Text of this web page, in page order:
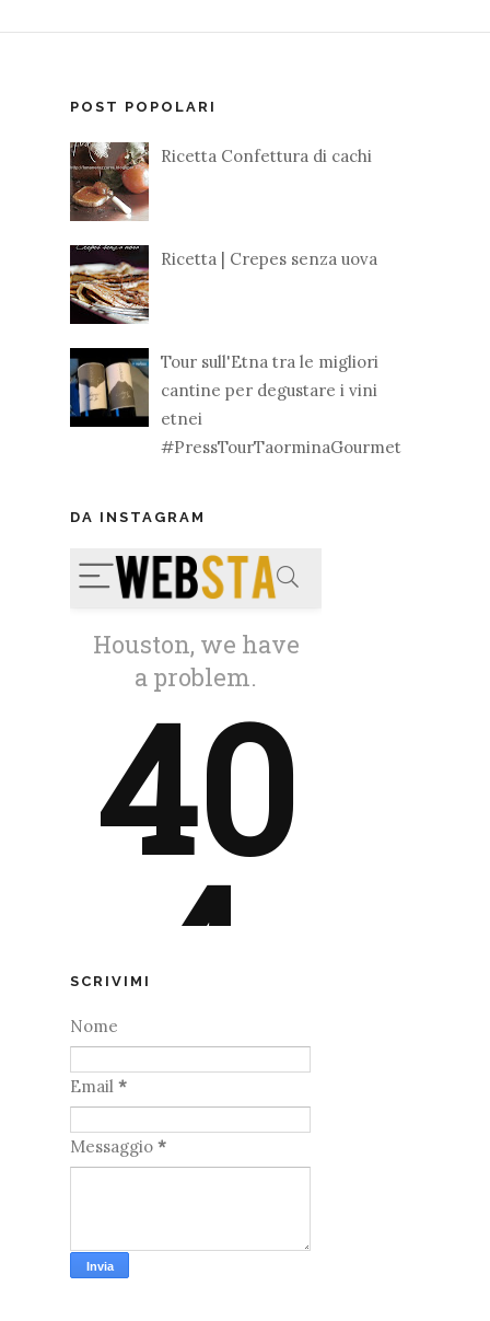
POST POPOLARI
Ricetta Confettura di cachi
Ricetta | Crepes senza uova
Tour sull'Etna tra le migliori
cantine per degustare i vini
etnei
#PressTourTaorminaGourmet
DA INSTAGRAM
SCRIVIMI
Nome
Email *
Messaggio *